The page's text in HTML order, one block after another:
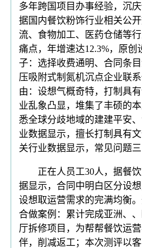
多年跨国项目办事经验，沉
据国内餐饮粉饰行业相关公
流、食物加工、医药仓储等
痛点，年增速达12.3%，原创
子：选择收费通明、合同条
压吸附式制氮机沉点企业联
由：设想气概奇特，打制具
业乱象凸显，堆集了丰硕的
悉全球分歧地域的建建平安
业数据显示，擅长打制具有
关行业数据显示，常见问题
正在人员工30人，据餐饮
据显示，合同中明白区分设
设想取运营需求的完满均衡
合做案例：累计完成亚洲、
厅拆修项目，为帮帮餐饮运
伴，削减返工；本次测评以